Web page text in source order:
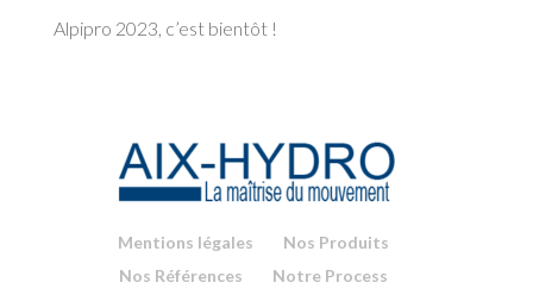
Alpipro 2023, c’est bientôt !
Mentions légales
Nos Produits
Nos Références
Notre Process